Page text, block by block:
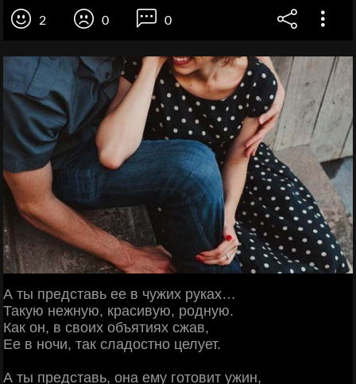
2 0 0
А ты представь ее в чужих руках…
Такую нежную, красивую, родную.
Как он, в своих объятиях сжав,
Ее в ночи, так сладостно целует.
А ты представь, она ему готовит ужин,